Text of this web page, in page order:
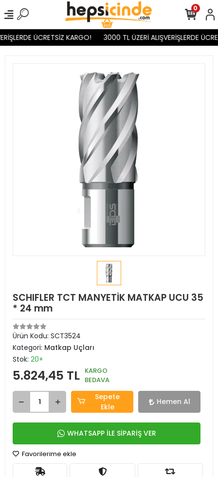
ÜCRETSİZ KARGO! 3000 TL ÜZERİ ALIŞVERİŞLERDE
0
SCHIFLER TCT MANYETİK MATKAP UCU 35
* 24 mm
Ürün Kodu: SCT3524
Kategori: Matkap Uçları
Stok: 20+
5.824,45 TL KARGO
BEDAVA
Sepete
Ekle
Hemen Al
WHATSAPP İLE SİPARİŞ VER
Favorilerime ekle